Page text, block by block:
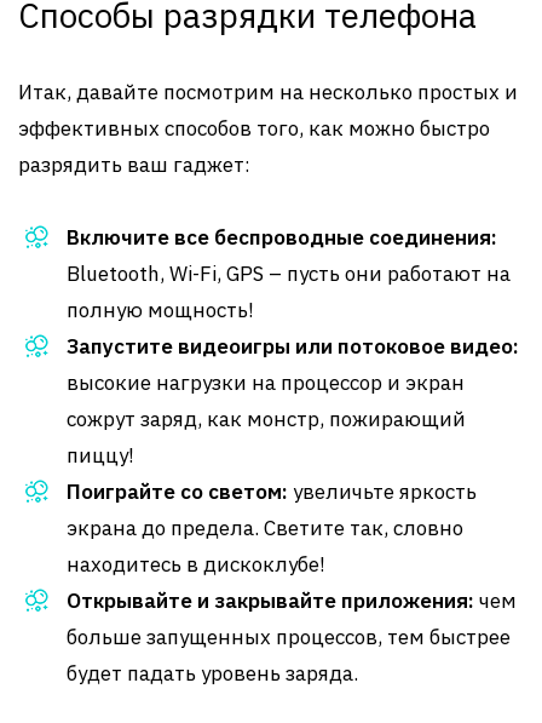
Способы разрядки телефона
Итак, давайте посмотрим на несколько простых и
эффективных способов того, как можно быстро
разрядить ваш гаджет:
Включите все беспроводные соединения:
Bluetooth, Wi-Fi, GPS – пусть они работают на
полную мощность!
Запустите видеоигры или потоковое видео:
высокие нагрузки на процессор и экран
сожрут заряд, как монстр, пожирающий
пиццу!
Поиграйте со светом: увеличьте яркость
экрана до предела. Светите так, словно
находитесь в дискоклубе!
Открывайте и закрывайте приложения: чем
больше запущенных процессов, тем быстрее
будет падать уровень заряда.